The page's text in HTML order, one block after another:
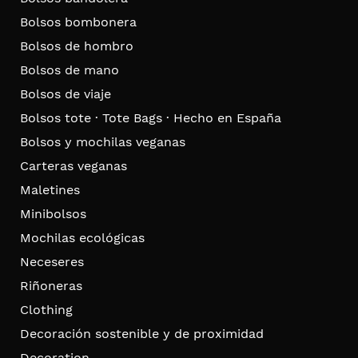
Bolsos bombonera
Bolsos de hombro
Bolsos de mano
Bolsos de viaje
Bolsos tote · Tote Bags · Hecho en España
Bolsos y mochilas veganas
Carteras veganas
Maletines
Minibolsos
Mochilas ecológicas
Neceseres
Riñoneras
Clothing
Decoración sostenible y de proximidad